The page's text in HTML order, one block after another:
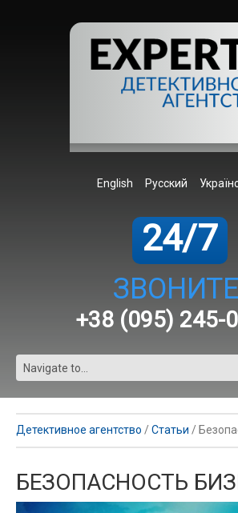
English Русский
24/7
+38 (095) 245-
Детективное агентство /Статьи /
БЕЗОПАСНОСТЬ